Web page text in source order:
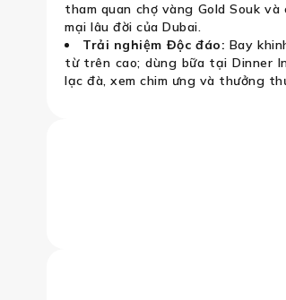
tham quan chợ vàng Gold Souk
mại lâu đời của Dubai.
Trải nghiệm Độc đáo: Bay
từ trên cao; dùng bữa tại Dinner
lạc đà, xem chim ưng và thưởng